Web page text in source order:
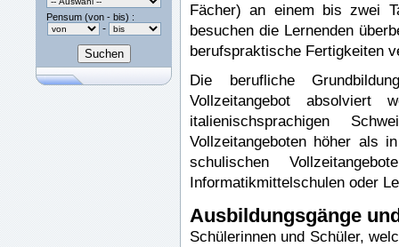
Pensum (von - bis) :
-
Fächer) an einem bis zwei
besuchen die Lernenden
berufspraktische Fertigkeiten
Die berufliche
Vollzeitangebot
italienischsprachigen
Vollzeitangeboten höher als
schulischen
Informatikmittelschulen oder
Ausbildungsgänge
Schülerinnen und Schüler,